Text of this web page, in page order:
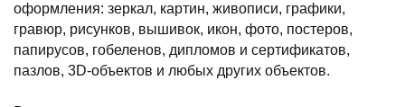
оформления: зеркал, картин, живописи, графики,
гравюр, рисунков, вышивок, икон, фото, постеров,
папирусов, гобеленов, дипломов и сертификатов,
пазлов, 3D-объектов и любых других объектов.